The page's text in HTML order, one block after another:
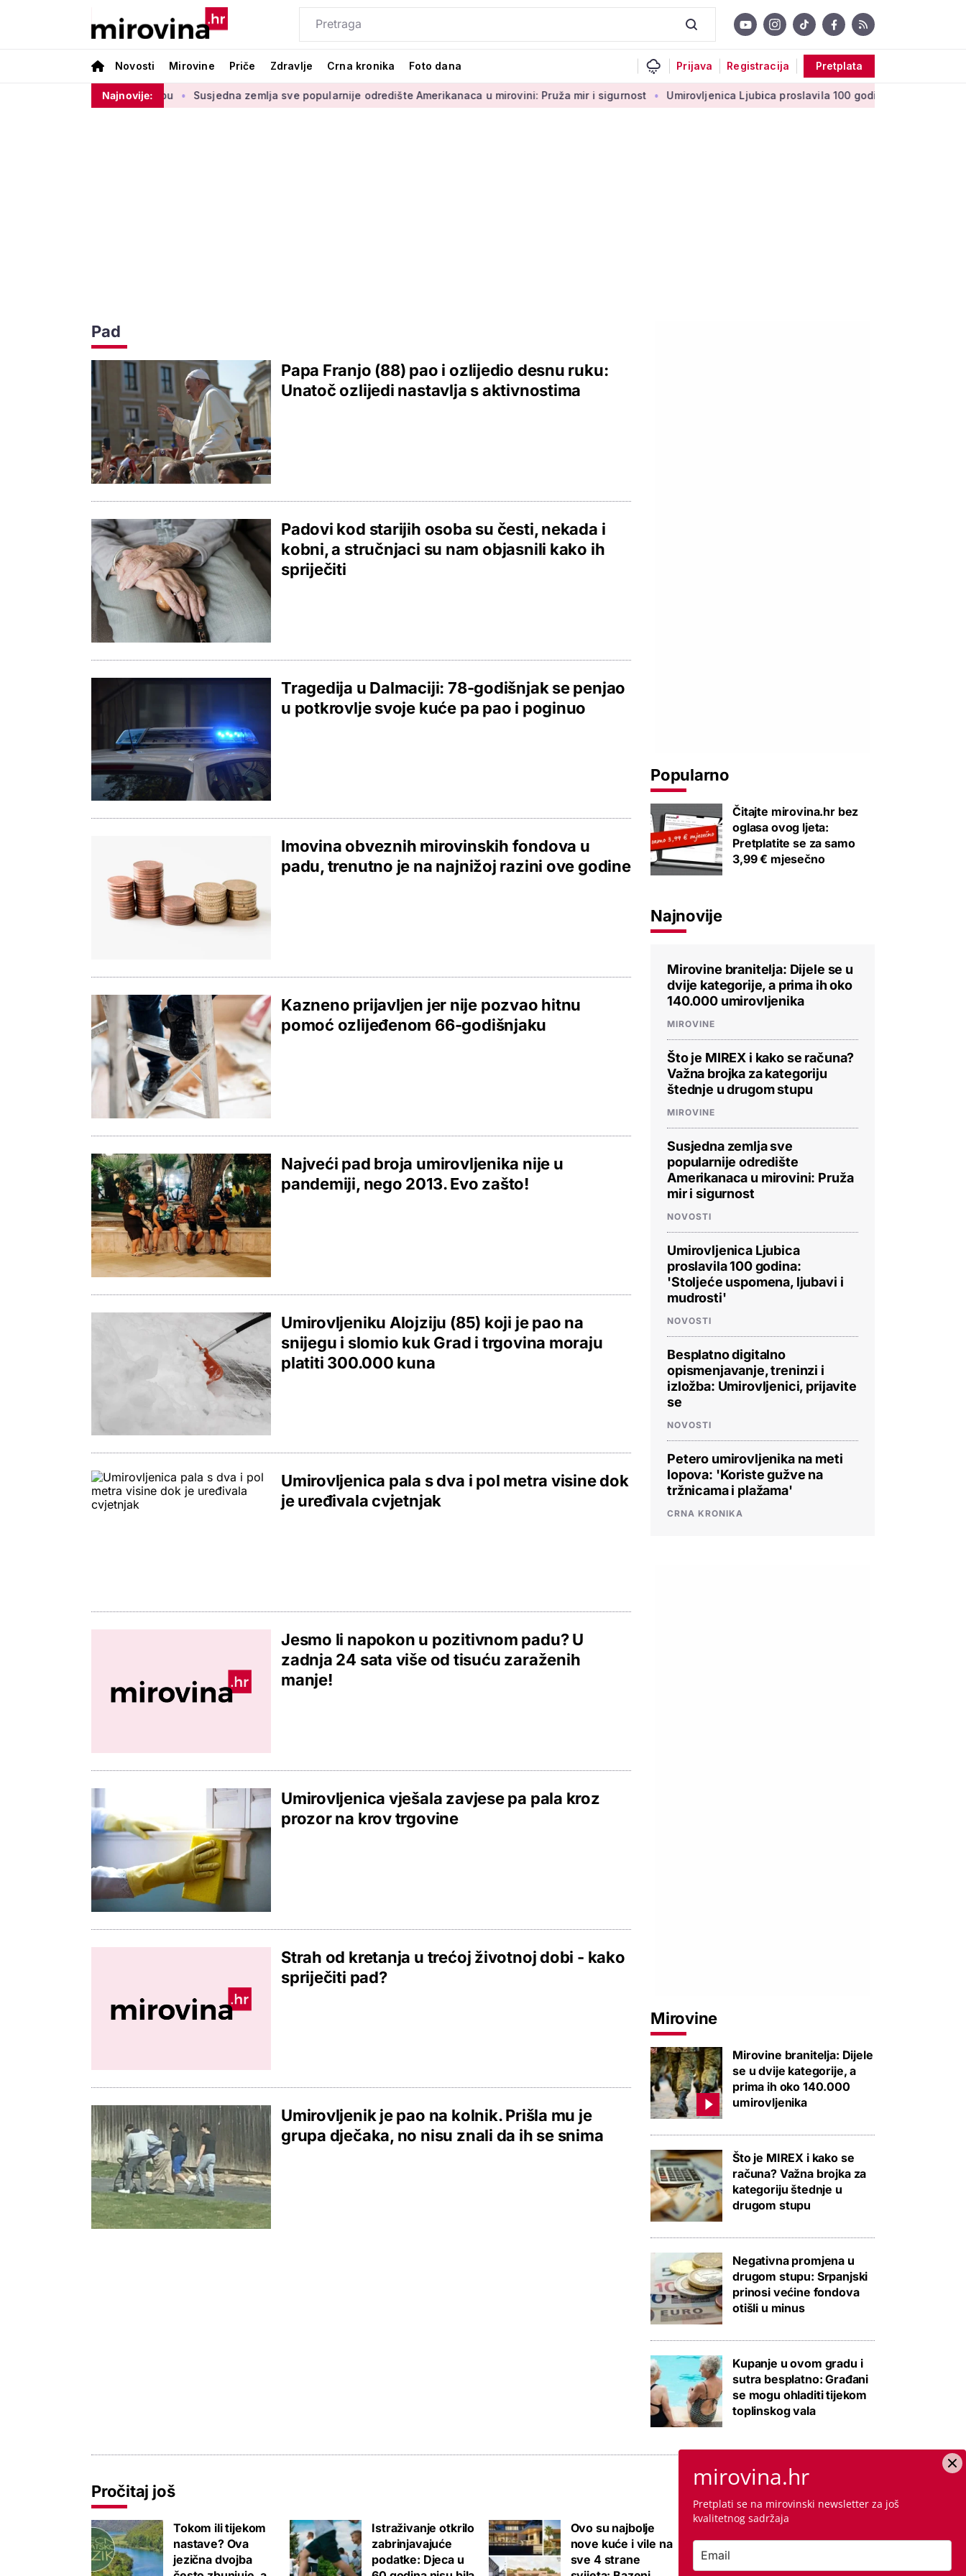
Novosti Mirovine Priče Zdravlje Crna kronika Foto dana Prijava Registracija Pretplata
Najnovije:
u drugom stupu Susjedna zemlja sve popularnije odredište Amerikanaca u mirovini: Pruža mir i sigurnost Umirovljenica Ljubica proslavila 100 godina: 'Stoljeće uspomena,
Pad
Papa Franjo (88) pao i ozlijedio desnu ruku:
Unatoč ozlijedi nastavlja s aktivnostima
Padovi kod starijih osoba su česti, nekada i
kobni, a stručnjaci su nam objasnili kako ih
spriječiti
Tragedija u Dalmaciji: 78-godišnjak se penjao
u potkrovlje svoje kuće pa pao i poginuo
Imovina obveznih mirovinskih fondova u
padu, trenutno je na najnižoj razini ove godine
Kazneno prijavljen jer nije pozvao hitnu
pomoć ozlijeđenom 66-godišnjaku
Najveći pad broja umirovljenika nije u
pandemiji, nego 2013. Evo zašto!
Umirovljeniku Alojziju (85) koji je pao na
snijegu i slomio kuk Grad i trgovina moraju
platiti 300.000 kuna
Umirovljenica pala s dva i pol metra visine dok
je uređivala cvjetnjak
Jesmo li napokon u pozitivnom padu? U
zadnja 24 sata više od tisuću zaraženih
manje!
Umirovljenica vješala zavjese pa pala kroz
prozor na krov trgovine
Strah od kretanja u trećoj životnoj dobi - kako
spriječiti pad?
Umirovljenik je pao na kolnik. Prišla mu je
grupa dječaka, no nisu znali da ih se snima
Popularno
Čitajte mirovina.hr bez
oglasa ovog ljeta:
Pretplatite se za samo
3,99 € mjesečno
Najnovije
Mirovine branitelja: Dijele se u
dvije kategorije, a prima ih oko
140.000 umirovljenika
MIROVINE
Što je MIREX i kako se računa?
Važna brojka za kategoriju
štednje u drugom stupu
MIROVINE
Susjedna zemlja sve
popularnije odredište
Amerikanaca u mirovini: Pruža
mir i sigurnost
NOVOSTI
Umirovljenica Ljubica
proslavila 100 godina:
'Stoljeće uspomena, ljubavi i
mudrosti'
NOVOSTI
Besplatno digitalno
opismenjavanje, treninzi i
izložba: Umirovljenici, prijavite
se
NOVOSTI
Petero umirovljenika na meti
lopova: 'Koriste gužve na
tržnicama i plažama'
CRNA KRONIKA
Mirovine
Mirovine branitelja: Dijele
se u dvije kategorije, a
prima ih oko 140.000
umirovljenika
Što je MIREX i kako se
računa? Važna brojka za
kategoriju štednje u
drugom stupu
Negativna promjena u
drugom stupu: Srpanjski
prinosi većine fondova
otišli u minus
Kupanje u ovom gradu i
sutra besplatno: Građani
se mogu ohladiti tijekom
toplinskog vala
Pročitaj još
Tokom ili tijekom
nastave? Ova
jezična dvojba
Istraživanje otkrilo
zabrinjavajuće
podatke: Djeca u
Ovo su najbolje
nove kuće i vile na
sve 4 strane
Nema više 'sin mi
se ženi pa izađi iz
mirovina.hr
Pretplati se na mirovinski newsletter za još
kvalitetnog sadržaja